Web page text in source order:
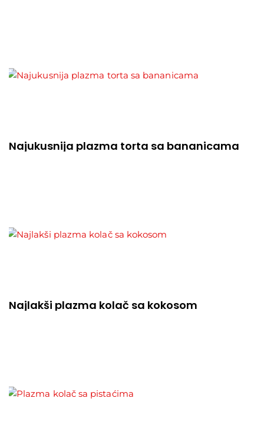
Najukusnija plazma torta sa bananicama
Najlakši plazma kolač sa kokosom